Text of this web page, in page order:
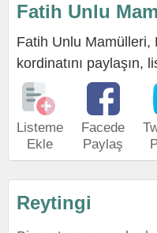
Fatih Unlu
Fatih Unlu Mamülleri,
kordinatını paylaşın,
Listeme
Ekle
Facede
Paylaş
Reytingi